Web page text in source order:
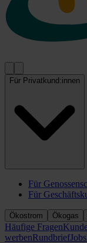
Für Privatkund:innen
Für
Für
Ökostrom Ökogas
Häufige Fragen
werbenRundbriefJobs